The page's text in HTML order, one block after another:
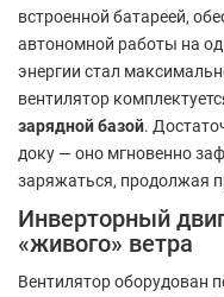
встроенной батареей,
автономной работы на
энергии стал
вентилятор
зарядной базой.
доку — оно мгновенно
заряжаться, продолжая
Инверторный
«живого» ветра
Вентилятор оборудован